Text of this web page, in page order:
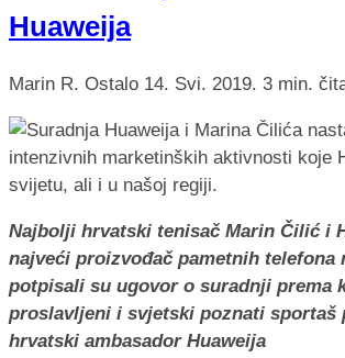
Huaweija
Marin R. Ostalo 14. Svi. 2019. 3 min.
Najbolji hrvatski tenisač Marin Čilić i
najveći proizvođač pametnih telefona
potpisali su ugovor o suradnji prema
proslavljeni i svjetski poznati sportaš
hrvatski ambasador Huaweija